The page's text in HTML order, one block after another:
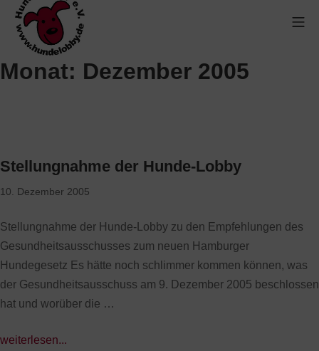
Monat: Dezember 2005
Stellungnahme der Hunde-Lobby
10. Dezember 2005
Stellungnahme der Hunde-Lobby zu den Empfehlungen des
Gesundheitsausschusses zum neuen Hamburger
Hundegesetz Es hätte noch schlimmer kommen können, was
der Gesundheitsausschuss am 9. Dezember 2005 beschlossen
hat und worüber die …
weiterlesen...